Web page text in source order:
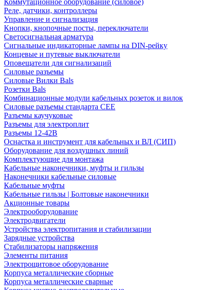
Коммутационное оборудование (силовое)
Реле, датчики, контроллеры
Управление и сигнализация
Кнопки, кнопочные посты, переключатели
Светосигнальная арматура
Сигнальные индикаторные лампы на DIN-рейку
Концевые и путевые выключатели
Оповещатели для сигнализаций
Силовые разъемы
Силовые Вилки Bals
Розетки Bals
Комбинационные модули кабельных розеток и вилок
Силовые разъемы стандарта CEE
Разъемы каучуковые
Разъемы для электроплит
Разъемы 12-42В
Оснастка и инструмент для кабельных и ВЛ (СИП)
Оборудование для воздушных линий
Комплектующие для монтажа
Кабельные наконечники, муфты и гильзы
Наконечники кабельные силовые
Кабельные муфты
Кабельные гильзы | Болтовые наконечники
Акционные товары
Электрооборудование
Электродвигатели
Устройства электропитания и стабилизации
Зарядные устройства
Стабилизаторы напряжения
Элементы питания
Электрощитовое оборудование
Корпуса металлические сборные
Корпуса металлические сварные